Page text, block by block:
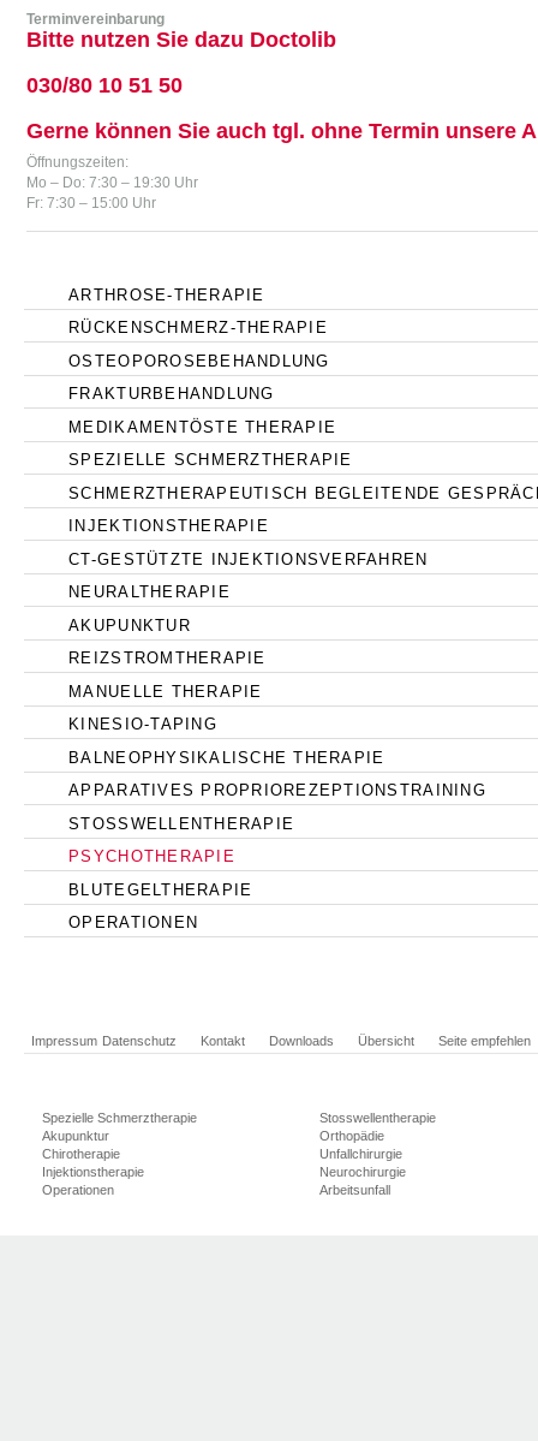
Terminvereinbarung
Bitte nutzen Sie dazu Doctolib
030/80 10 51 50
Gerne können Sie auch tgl. ohne Termin unsere
Öffnungszeiten:
Mo – Do: 7:30 – 19:30 Uhr
Fr: 7:30 – 15:00 Uhr
ARTHROSE-THERAPIE
RÜCKENSCHMERZ-THERAPIE
OSTEOPOROSEBEHANDLUNG
FRAKTURBEHANDLUNG
MEDIKAMENTÖSTE THERAPIE
SPEZIELLE SCHMERZTHERAPIE
SCHMERZTHERAPEUTISCH BEGLEITENDE
INJEKTIONSTHERAPIE
CT-GESTÜTZTE INJEKTIONSVERFAHREN
NEURALTHERAPIE
AKUPUNKTUR
REIZSTROMTHERAPIE
MANUELLE THERAPIE
KINESIO-TAPING
BALNEOPHYSIKALISCHE THERAPIE
APPARATIVES PROPRIOREZEPTIONSTRAINING
STOSSWELLENTHERAPIE
PSYCHOTHERAPIE
BLUTEGELTHERAPIE
OPERATIONEN
Impressum Datenschutz Kontakt Downloads Übersicht Seite empfehlen
Spezielle Schmerztherapie
Akupunktur
Chirotherapie
Injektionstherapie
Operationen
Stosswellentherapie
Orthopädie
Unfallchirurgie
Neurochirurgie
Arbeitsunfall